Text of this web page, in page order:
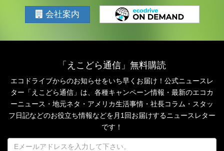
会社案内
「えこどら通信」無料購読
エコドライブからのお知らせをいち早くお届け！公式ニュースレ
ター「えこどら通信」は、 各種キャンペーン情報・最新のエコカ
ーニュース・地元ネタ・アメリカ生活事情・社長コラム・ スタッ
フ日記などのお役立ち情報などを月1回お届けするニュースレター
です！